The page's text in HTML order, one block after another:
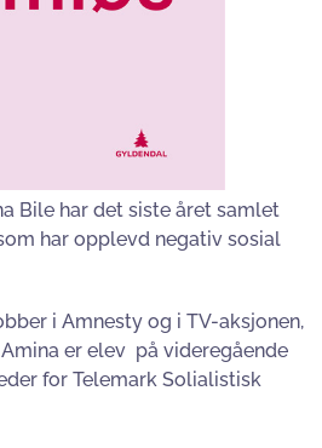
Bile har det siste året samlet
har opplevd negativ sosial
i Amnesty og i TV-aksjonen,
er elev på videregående
for Telemark Solialistisk